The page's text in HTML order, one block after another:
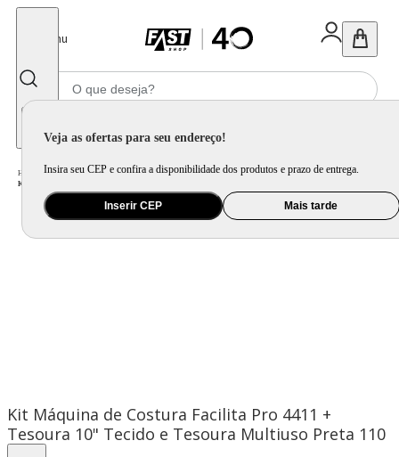
Menu
Veja as ofertas para seu endereço!
Insira seu CEP e confira a disponibilidade dos produtos e prazo de entrega.
Inserir CEP Mais tarde
Home Eletroportátil / Máquina de Costura
Kit Máquina de Costura Facilita Pro 4411 + Tesoura 10" Tecido e Tesoura Multiuso Preta
Kit Máquina de Costura Facilita Pro 4411 +
Tesoura 10" Tecido e Tesoura Multiuso Preta 110